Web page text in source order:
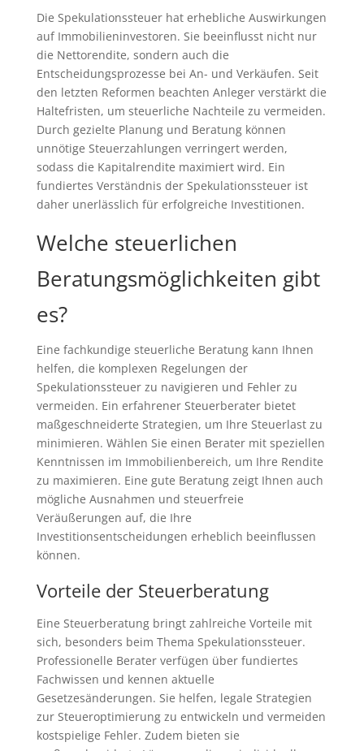
Die Spekulationssteuer hat erhebliche Auswirkungen
auf Immobilieninvestoren. Sie beeinflusst nicht nur
die Nettorendite, sondern auch die
Entscheidungsprozesse bei An- und Verkäufen. Seit
den letzten Reformen beachten Anleger verstärkt die
Haltefristen, um steuerliche Nachteile zu vermeiden.
Durch gezielte Planung und Beratung können
unnötige Steuerzahlungen verringert werden,
sodass die Kapitalrendite maximiert wird. Ein
fundiertes Verständnis der Spekulationssteuer ist
daher unerlässlich für erfolgreiche Investitionen.
Welche steuerlichen
Beratungsmöglichkeiten gibt
es?
Eine fachkundige steuerliche Beratung kann Ihnen
helfen, die komplexen Regelungen der
Spekulationssteuer zu navigieren und Fehler zu
vermeiden. Ein erfahrener Steuerberater bietet
maßgeschneiderte Strategien, um Ihre Steuerlast zu
minimieren. Wählen Sie einen Berater mit speziellen
Kenntnissen im Immobilienbereich, um Ihre Rendite
zu maximieren. Eine gute Beratung zeigt Ihnen auch
mögliche Ausnahmen und steuerfreie
Veräußerungen auf, die Ihre
Investitionsentscheidungen erheblich beeinflussen
können.
Vorteile der Steuerberatung
Eine Steuerberatung bringt zahlreiche Vorteile mit
sich, besonders beim Thema Spekulationssteuer.
Professionelle Berater verfügen über fundiertes
Fachwissen und kennen aktuelle
Gesetzesänderungen. Sie helfen, legale Strategien
zur Steueroptimierung zu entwickeln und vermeiden
kostspielige Fehler. Zudem bieten sie